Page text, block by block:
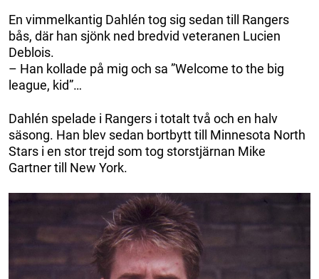
En vimmelkantig Dahlén tog sig sedan till Rangers
bås, där han sjönk ned bredvid veteranen Lucien
Deblois.
– Han kollade på mig och sa ”Welcome to the big
league, kid”…
Dahlén spelade i Rangers i totalt två och en halv
säsong. Han blev sedan bortbytt till Minnesota North
Stars i en stor trejd som tog storstjärnan Mike
Gartner till New York.